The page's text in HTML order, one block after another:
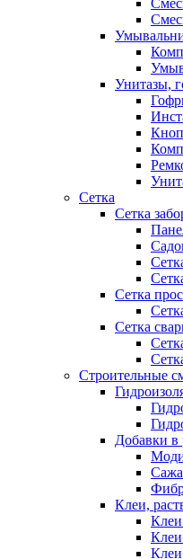
Унитазы,
Сетка
Сетка
Сетка
Сетка
Строительные
Добавки в
Сажа
Клеи,
Клеи
Клеи